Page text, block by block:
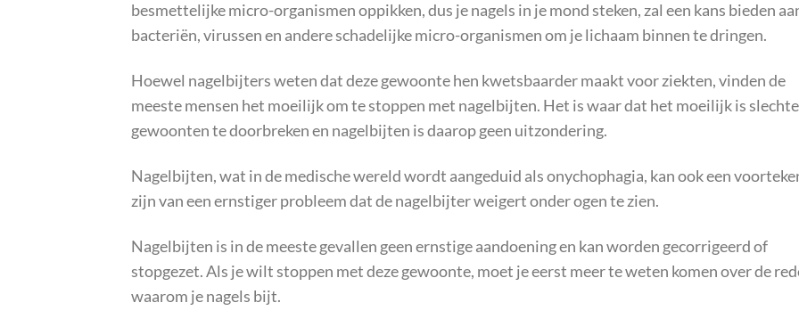
besmettelijke micro-organismen oppikken, dus je nagels in je mond steken, zal een kans bieden
bacteriën, virussen en andere schadelijke micro-organismen om je lichaam binnen te dringen.
Hoewel nagelbijters weten dat deze gewoonte hen kwetsbaarder maakt voor ziekten, vinden de
meeste mensen het moeilijk om te stoppen met nagelbijten. Het is waar dat het moeilijk is slechte
gewoonten te doorbreken en nagelbijten is daarop geen uitzondering.
Nagelbijten, wat in de medische wereld wordt aangeduid als onychophagia, kan ook een
zijn van een ernstiger probleem dat de nagelbijter weigert onder ogen te zien.
Nagelbijten is in de meeste gevallen geen ernstige aandoening en kan worden gecorrigeerd of
stopgezet. Als je wilt stoppen met deze gewoonte, moet je eerst meer te weten komen over de
waarom je nagels bijt.